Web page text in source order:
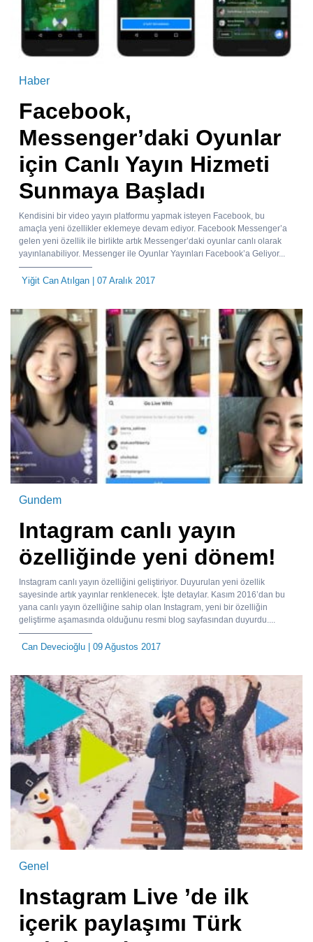
Haber
Facebook,
Messenger’daki Oyunlar
için Canlı Yayın Hizmeti
Sunmaya Başladı
Kendisini bir video yayın platformu yapmak isteyen Facebook, bu
amaçla yeni özellikler eklemeye devam ediyor. Facebook Messenger’a
gelen yeni özellik ile birlikte artık Messenger’daki oyunlar canlı olarak
yayınlanabiliyor. Messenger ile Oyunlar Yayınları Facebook’a Geliyor...
Yiğit Can Atılgan | 07 Aralık 2017
Gundem
Intagram canlı yayın
özelliğinde yeni dönem!
Instagram canlı yayın özelliğini geliştiriyor. Duyurulan yeni özellik
sayesinde artık yayınlar renklenecek. İşte detaylar. Kasım 2016’dan bu
yana canlı yayın özelliğine sahip olan Instagram, yeni bir özelliğin
geliştirme aşamasında olduğunu resmi blog sayfasından duyurdu....
Can Devecioğlu | 09 Ağustos 2017
Genel
Instagram Live ’de ilk
içerik paylaşımı Türk